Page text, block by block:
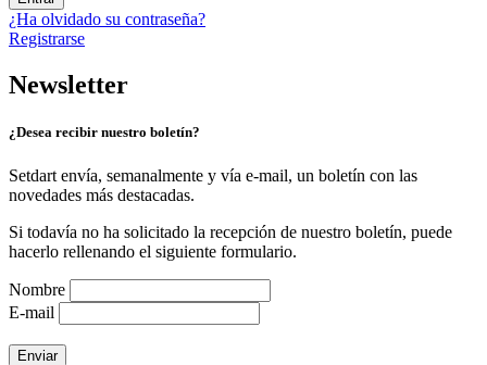
¿Ha olvidado su contraseña?
Registrarse
Newsletter
¿Desea recibir nuestro boletín?
Setdart envía, semanalmente y vía e-mail, un boletín con las
novedades más destacadas.
Si todavía no ha solicitado la recepción de nuestro boletín, puede
hacerlo rellenando el siguiente formulario.
Nombre
E-mail